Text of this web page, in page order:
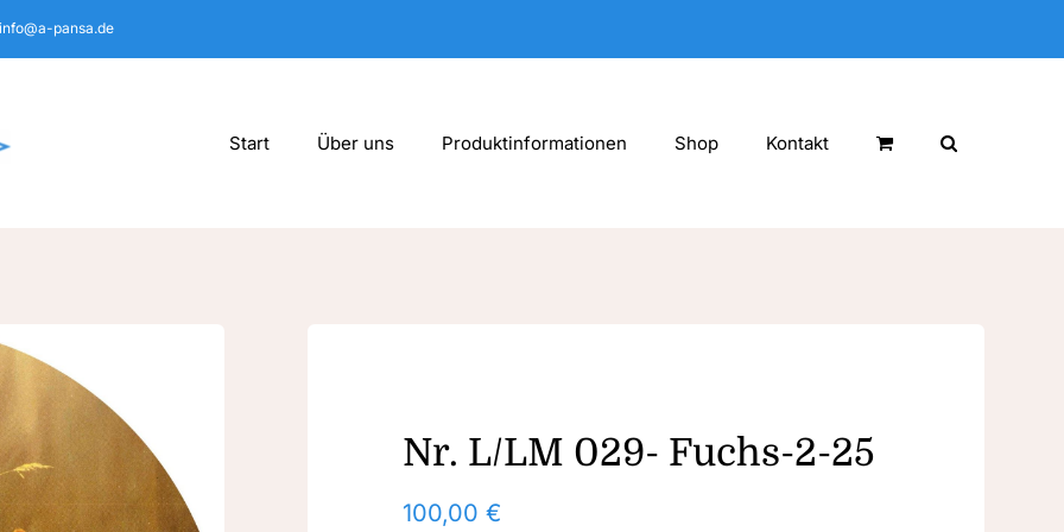
info@a-pansa.de
Start Über uns Produktinformationen Shop Kontakt
Nr. L/LM 029- Fuchs-2-25
100,00 €